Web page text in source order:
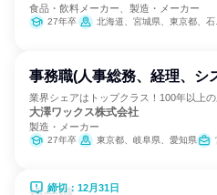
食品・飲料メーカー、製造・メーカー
27年卒 北海道、宮城県、東京都、石川県、愛知県、大阪府、奈良県、広島県、福岡県
事務職(人事総務、経理、シ
業界シェアはトップクラス！100年以上の
大澤ワックス株式会社
製造・メーカー
27年卒 東京都、岐阜県、愛知県
締切：12月31日